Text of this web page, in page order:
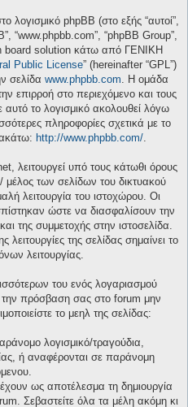
λογισμικό phpBB (στο εξής “αυτοί”,
“www.phpbb.com”, “phpBB Group”,
board solution κάτω από ΓΕΝΙΚΗ
Public License” (hereinafter “GPL”)
σελίδα www.phpbb.com. Η ομάδα
επιρροή στο περιεχόμενο και τους
το λογισμικό ακολουθεί λόγω
πληροφορίες σχετικά με το
http://www.phpbb.com/.
λειτουργεί υπό τους κάτωθι όρους
μέλος των σελίδων του δικτυακού
λειτουργία του ιστοχώρου. Οι
ώστε να διασφαλίσουν την
της συμμετοχής στην ιστοσελίδα.
της σελίδας σημαίνει το
λειτουργίας.
του ενός λογαριασμού
πρόσβαση σας στο forum μην
το μεηλ της σελίδας:
λογισμικό/τραγούδια,
ή αναφέρονται σε παράνομη
ως αποτέλεσμα τη δημιουργία
Σεβαστείτε όλα τα μέλη ακόμη κι